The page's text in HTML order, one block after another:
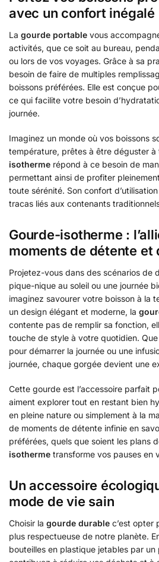
avec un confort inégalé
La gourde portable vous
activités, que ce soit au bureau,
ou lors de vos voyages. Grâce à sa
besoin de faire de multiples
boissons préférées. Elle est conçue
ce qui facilite votre besoin
journée.
Imaginez un monde où vos boissons
température, prêtes à être déguster à
isotherme répond à ce besoin de
permettant ainsi de profiter
toute sérénité. Son confort
tracas liés aux contenants
Gourde-isotherme :
moments de détente et
Projetez-vous dans des scénarios de
pique-nique au soleil ou une journée
imaginez savourer votre boisson à la
un design élégant et moderne, la
contente pas de remplir sa fonction,
touche de style à votre quotidien.
pour démarrer la journée ou une
journée, chaque gorgée devient une
Cette gourde est l’accessoire parfait
aiment explorer tout en restant bien
en pleine nature ou simplement à la
de moments de détente infinie en
préférées, quels que soient les plans
isotherme transforme vos pauses en
Un accessoire
mode de vie sain
Choisir la gourde durable c’est opter
plus respectueuse de notre planète.
bouteilles en plastique jetables par